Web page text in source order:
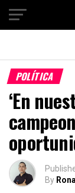
POLÍTICA
‘En
By